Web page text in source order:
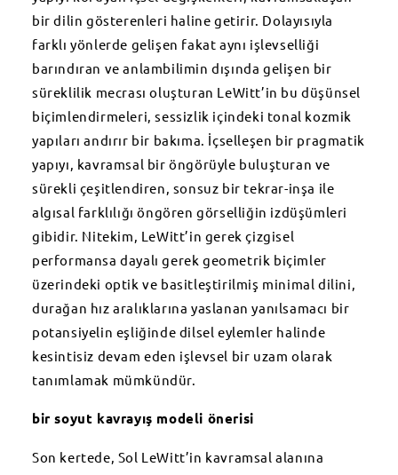
bir dilin gösterenleri haline getirir. Dolayısıyla
farklı yönlerde gelişen fakat aynı işlevselliği
barındıran ve anlambilimin dışında gelişen bir
süreklilik mecrası oluşturan LeWitt’in bu düşünsel
biçimlendirmeleri, sessizlik içindeki tonal kozmik
yapıları andırır bir bakıma. İçselleşen bir pragmatik
yapıyı, kavramsal bir öngörüyle buluşturan ve
sürekli çeşitlendiren, sonsuz bir tekrar-inşa ile
algısal farklılığı öngören görselliğin izdüşümleri
gibidir. Nitekim, LeWitt’in gerek çizgisel
performansa dayalı gerek geometrik biçimler
üzerindeki optik ve basitleştirilmiş minimal dilini,
durağan hız aralıklarına yaslanan yanılsamacı bir
potansiyelin eşliğinde dilsel eylemler halinde
kesintisiz devam eden işlevsel bir uzam olarak
tanımlamak mümkündür.
bir soyut kavrayış modeli önerisi
Son kertede, Sol LeWitt’in kavramsal alanına